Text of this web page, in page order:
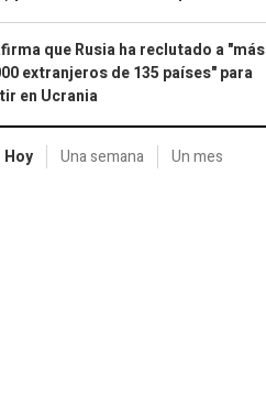
que Rusia ha reclutado a "más
extranjeros de 135 países" para
en Ucrania
Hoy Una semana Un mes